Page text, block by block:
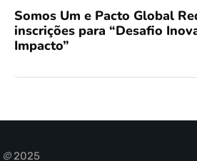
Somos Um e Pacto Global
inscrições para “Desafio
Impacto”
©2025